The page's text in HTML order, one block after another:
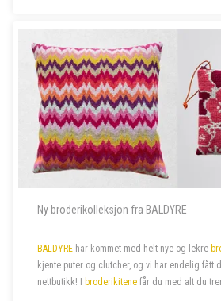
Ny broderikolleksjon fra BALDYRE
BALDYRE har kommet med helt nye og lekre
kjente puter og clutcher, og vi har endelig fått
nettbutikk! I broderikitene får du med alt du